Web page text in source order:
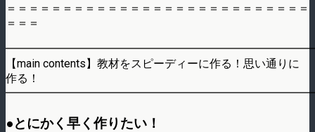
＝＝＝＝＝＝＝＝＝＝＝＝＝＝＝＝＝＝＝＝＝＝＝＝＝＝＝
＝＝＝
【main contents】教材をスピーディーに作る！思い通りに
作る！
●とにかく早く作りたい！